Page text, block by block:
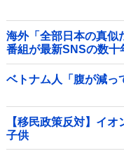
海外「全部日本の真
番組が最新SNSの数十
ベトナム人「腹が減っ
【移民政策反対】イ
子供